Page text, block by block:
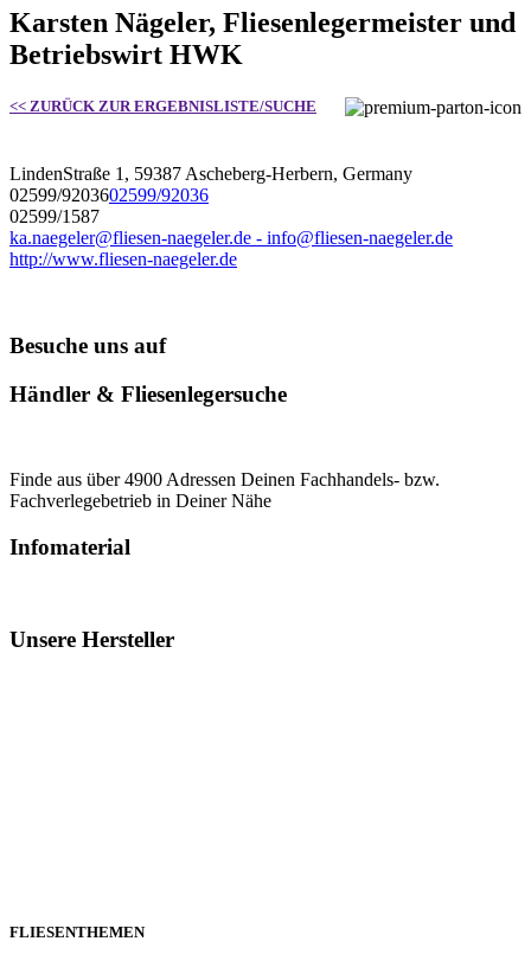
Karsten Nägeler, Fliesenlegermeister und
Betriebswirt HWK
<< ZURÜCK ZUR ERGEBNISLISTE/SUCHE
LindenStraße 1, 59387 Ascheberg-Herbern, Germany
02599/9203602599/92036
02599/1587
ka.naegeler@fliesen-naegeler.de - info@fliesen-naegeler.de
http://www.fliesen-naegeler.de
Besuche uns auf
Händler & Fliesenlegersuche
Finde aus über 4900 Adressen Deinen Fachhandels- bzw.
Fachverlegebetrieb in Deiner Nähe
Infomaterial
Unsere Hersteller
FLIESENTHEMEN